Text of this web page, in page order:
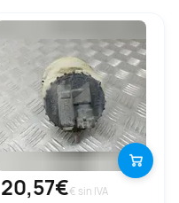
20,57€€ sin IVA